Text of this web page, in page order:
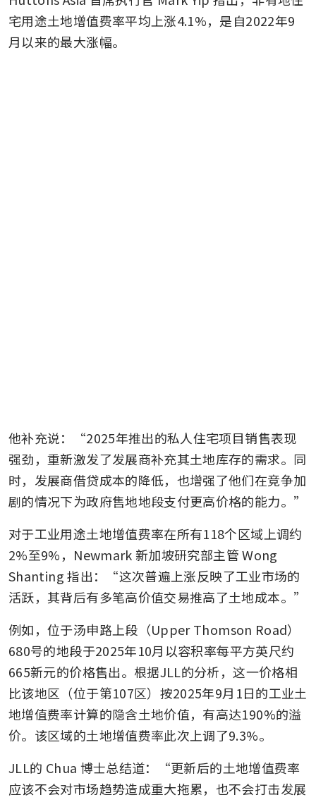
宅用途土地增值费率平均上涨4.1%，是自2022年9
月以来的最大涨幅。
他补充说：“2025年推出的私人住宅项目销售表现
强劲，重新激发了发展商补充其土地库存的需求。同
时，发展商借贷成本的降低，也增强了他们在竞争加
剧的情况下为政府售地地段支付更高价格的能力。”
对于工业用途土地增值费率在所有118个区域上调约
2%至9%，Newmark 新加坡研究部主管 Wong
Shanting 指出：“这次普遍上涨反映了工业市场的
活跃，其背后有多笔高价值交易推高了土地成本。”
例如，位于汤申路上段（Upper Thomson Road）
680号的地段于2025年10月以容积率每平方英尺约
665新元的价格售出。根据JLL的分析，这一价格相
比该地区（位于第107区）按2025年9月1日的工业土
地增值费率计算的隐含土地价值，有高达190%的溢
价。该区域的土地增值费率此次上调了9.3%。
JLL的 Chua 博士总结道：“更新后的土地增值费率
应该不会对市场趋势造成重大拖累，也不会打击发展